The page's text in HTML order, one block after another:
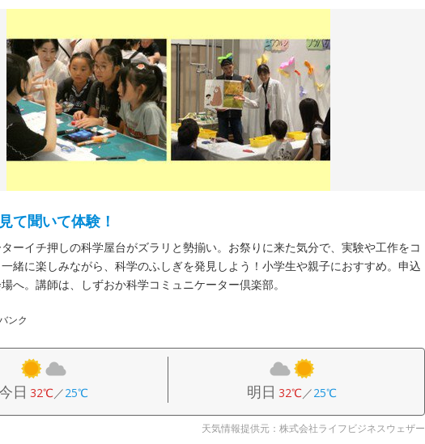
て聞いて体験！
ーイチ押しの科学屋台がズラリと勢揃い。お祭りに来た気分で、実験や工作をコ
緒に楽しみながら、科学のふしぎを発見しよう！小学生や親子におすすめ。申込
へ。講師は、しずおか科学コミュニケーター倶楽部。
ンク
日 32℃／25℃ 明日 32℃／25℃
天気情報提供元：株式会社ライフビジネスウェザー